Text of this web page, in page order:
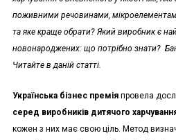
поживними речовинами,
та яке краще обрати? Який виробник є
новонароджених: що потрібно знати?
Читайте в даній статті.
Українська бізнес преміяпровела
серед виробників дитячого
кожен з них має свою ціль. Метод